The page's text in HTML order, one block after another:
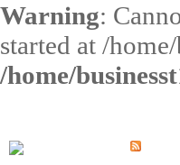
Warning:
started at /
/home/